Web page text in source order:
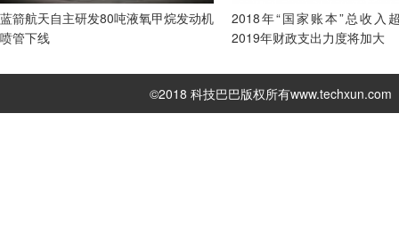
蓝箭航天自主研发80吨液氧甲烷发动机
喷管下线
2018年“国家账本”总收入
2019年财政支出力度将加大
©2018 科技巴巴版权所有www.techxun.com